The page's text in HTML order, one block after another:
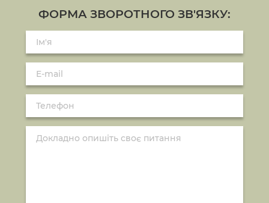
ФОРМА ЗВОРОТНОГО ЗВ'ЯЗКУ: